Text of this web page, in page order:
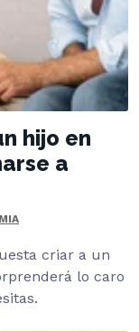
hijo en
a
criar a un
lo caro